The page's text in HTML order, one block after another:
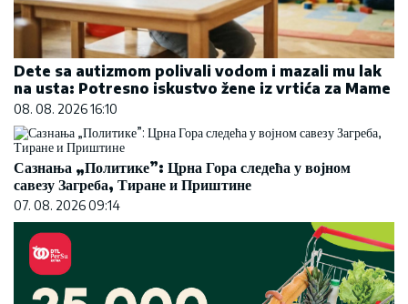
Dete sa autizmom polivali vodom i mazali mu lak
na usta: Potresno iskustvo žene iz vrtića za Mame
08. 08. 2026 16:10
Сазнања „Политике”: Црна Гора следећа у војном
савезу Загреба, Тиране и Приштине
07. 08. 2026 09:14